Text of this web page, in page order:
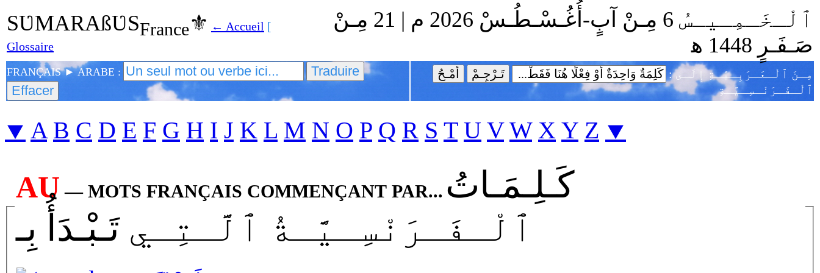
SƲMARAßƲSFrance⚜ ← Accueil [
Glossaire
ﭐلْـخَـمِـيـسُ 6 مِـنْ آبٍ-أُغُـسْـطُـسْ 2026 م | 21 مِـنْ
صَـفَـرٍ 1448 ﻫ
FRANÇAIS ► ARABE :
: مِـنَ ﭐلْـعَـرَبِـيَّـةِ إِلَـى
ﭐلْـفَـرَنْـسِـيَّـةِ
⯆ A B C D E F G H I J K L M N O P Q R S T U V W X Y Z ⯆
AU — MOTS FRANÇAIS COMMENÇANT PAR... كَـلِـمَـاتُ
ٱلْـفَـرَنْسِـيَّـةُ ٱلَّـتِـي تَـبْـدَأُ بِـ